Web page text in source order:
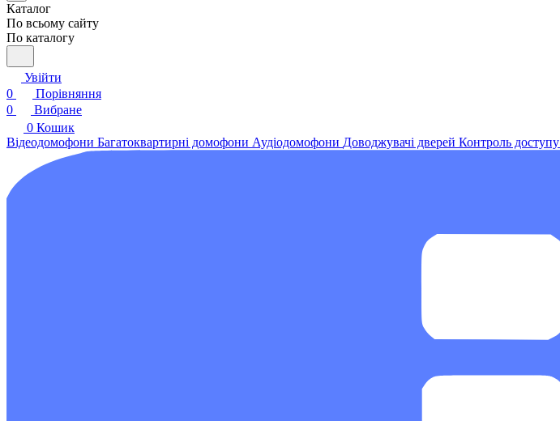
Каталог
По всьому сайту
По каталогу
Увійти
0
Порівняння
0
Вибране
0 Кошик
Відеодомофони Багатоквартирні домофони Аудіодомофони Доводжувачі дверей Контроль доступу